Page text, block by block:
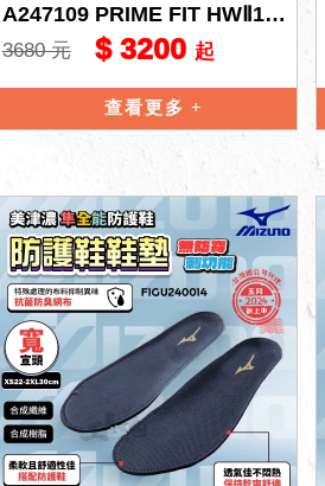
A247109 PRIME FIT HWⅡ11
L 寬楦 安全
3680 元 $ 3200 起
查看更多